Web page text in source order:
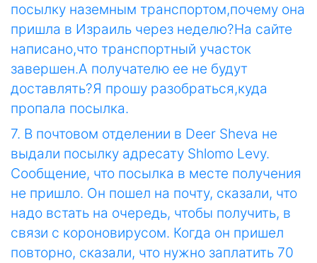
посылку наземным транспортом,почему она
пришла в Израиль через неделю?На сайте
написано,что транспортный участок
завершен.А получателю ее не будут
доставлять?Я прошу разобраться,куда
пропала посылка.
7. В почтовом отделении в Deer Sheva не
выдали посылку адресату Shlomo Levy.
Сообщение, что посылка в месте получения
не пришло. Он пошел на почту, сказали, что
надо встать на очередь, чтобы получить, в
связи с короновирусом. Когда он пришел
повторно, сказали, что нужно заплатить 70